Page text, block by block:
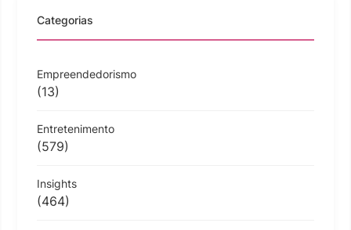
Categorias
Empreendedorismo
(13)
Entretenimento
(579)
Insights
(464)